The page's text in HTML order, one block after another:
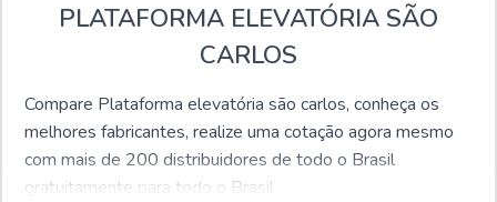
PLATAFORMA ELEVATÓRIA SÃO
CARLOS
Compare Plataforma elevatória são carlos, conheça os
melhores fabricantes, realize uma cotação agora mesmo
com mais de 200 distribuidores de todo o Brasil
gratuitamente para todo o Brasil